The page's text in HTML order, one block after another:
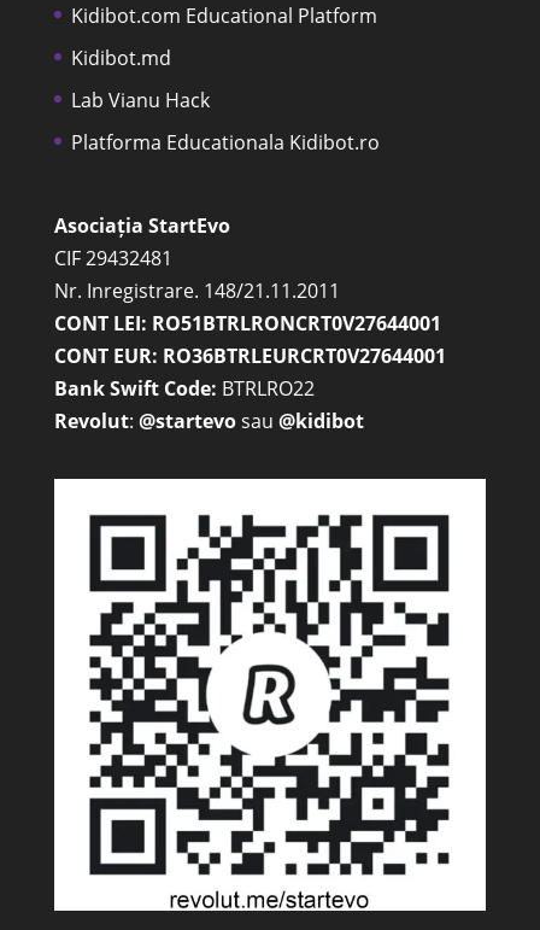
Kidibot.com Educational Platform
Kidibot.md
Lab Vianu Hack
Platforma Educationala Kidibot.ro
Asociația StartEvo
CIF 29432481
Nr. Inregistrare. 148/21.11.2011
CONT LEI: RO51BTRLRONCRT0V27644001
CONT EUR: RO36BTRLEURCRT0V27644001
Bank Swift Code: BTRLRO22
Revolut: @startevosau @kidibot